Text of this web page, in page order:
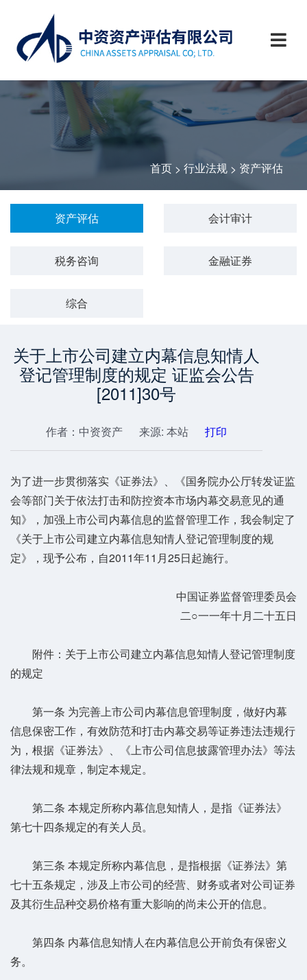
首页 > 行业法规 > 资产评估
资产评估 会计审计
税务咨询 金融证券
综合
关于上市公司建立内幕信息知情人
登记管理制度的规定 证监会公告
[2011]30号
作者：中资资产 来源: 本站 打印
为了进一步贯彻落实《证券法》、《国务院办公厅转发证监
会等部门关于依法打击和防控资本市场内幕交易意见的通
知》，加强上市公司内幕信息的监督管理工作，我会制定了
《关于上市公司建立内幕信息知情人登记管理制度的规
定》，现予公布，自2011年11月25日起施行。
中国证券监督管理委员会
二○一一年十月二十五日
附件：关于上市公司建立内幕信息知情人登记管理制度
的规定
第一条 为完善上市公司内幕信息管理制度，做好内幕
信息保密工作，有效防范和打击内幕交易等证券违法违规行
为，根据《证券法》、《上市公司信息披露管理办法》等法
律法规和规章，制定本规定。
第二条 本规定所称内幕信息知情人，是指《证券法》
第七十四条规定的有关人员。
第三条 本规定所称内幕信息，是指根据《证券法》第
七十五条规定，涉及上市公司的经营、财务或者对公司证券
及其衍生品种交易价格有重大影响的尚未公开的信息。
第四条 内幕信息知情人在内幕信息公开前负有保密义
务。